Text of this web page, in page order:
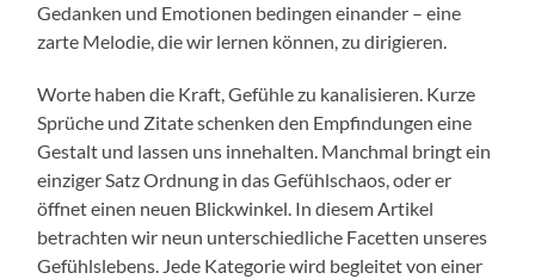
Gedanken und Emotionen bedingen einander – eine
zarte Melodie, die wir lernen können, zu dirigieren.
Worte haben die Kraft, Gefühle zu kanalisieren. Kurze
Sprüche und Zitate schenken den Empfindungen eine
Gestalt und lassen uns innehalten. Manchmal bringt ein
einziger Satz Ordnung in das Gefühlschaos, oder er
öffnet einen neuen Blickwinkel. In diesem Artikel
betrachten wir neun unterschiedliche Facetten unseres
Gefühlslebens. Jede Kategorie wird begleitet von einer